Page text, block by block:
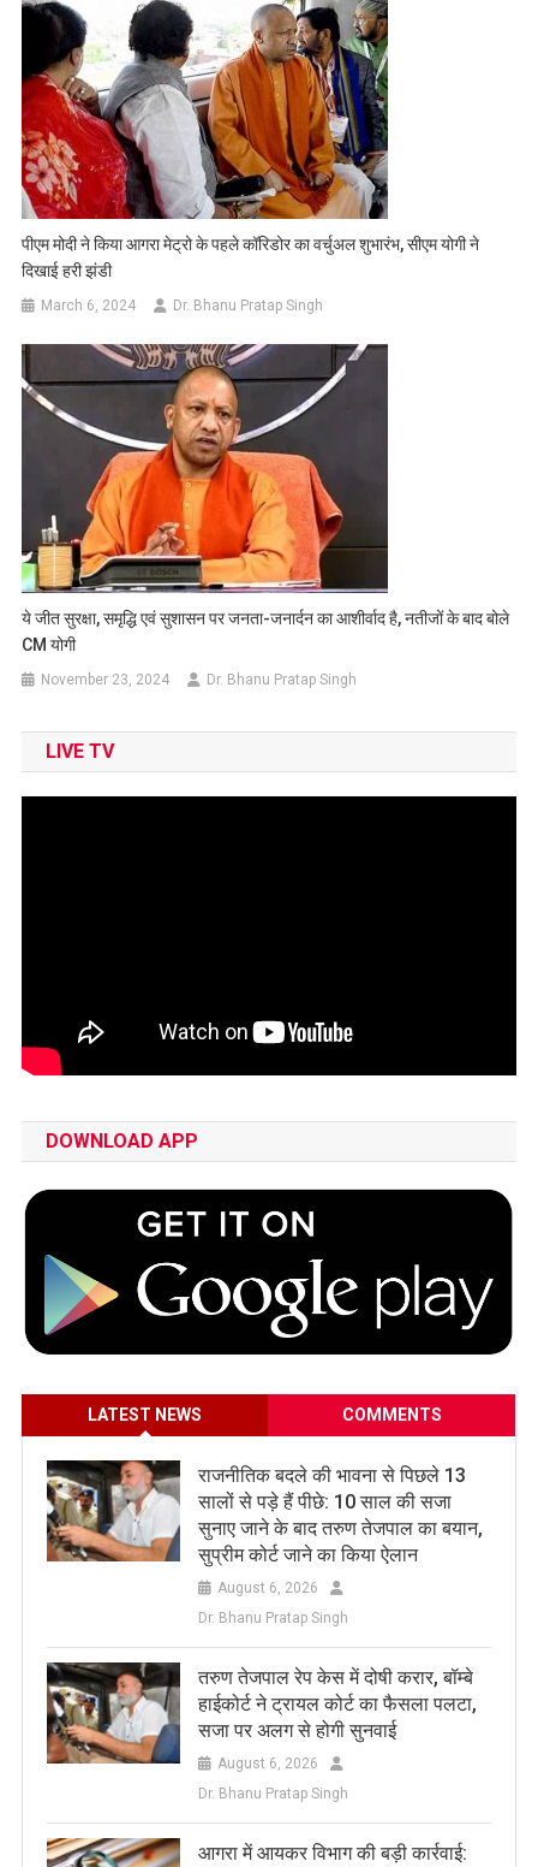
पीएम मोदी ने किया आगरा मेट्रो के पहले कॉरिडोर का वर्चुअल शुभारंभ, सीएम योगी ने
दिखाई हरी झंडी
March 6, 2024 Dr. Bhanu Pratap Singh
ये जीत सुरक्षा, समृद्धि एवं सुशासन पर जनता-जनार्दन का आशीर्वाद है, नतीजों के बाद बोले
CM योगी
November 23, 2024 Dr. Bhanu Pratap Singh
LIVE TV
DOWNLOAD APP
LATEST NEWS COMMENTS
राजनीतिक बदले की भावना से पिछले 13
सालों से पड़े हैं पीछे: 10 साल की सजा
सुनाए जाने के बाद तरुण तेजपाल का बयान,
सुप्रीम कोर्ट जाने का किया ऐलान
August 6, 2026
Dr. Bhanu Pratap Singh
तरुण तेजपाल रेप केस में दोषी करार, बॉम्बे
हाईकोर्ट ने ट्रायल कोर्ट का फैसला पलटा,
सजा पर अलग से होगी सुनवाई
August 6, 2026
Dr. Bhanu Pratap Singh
आगरा में आयकर विभाग की बड़ी कार्रवाई: